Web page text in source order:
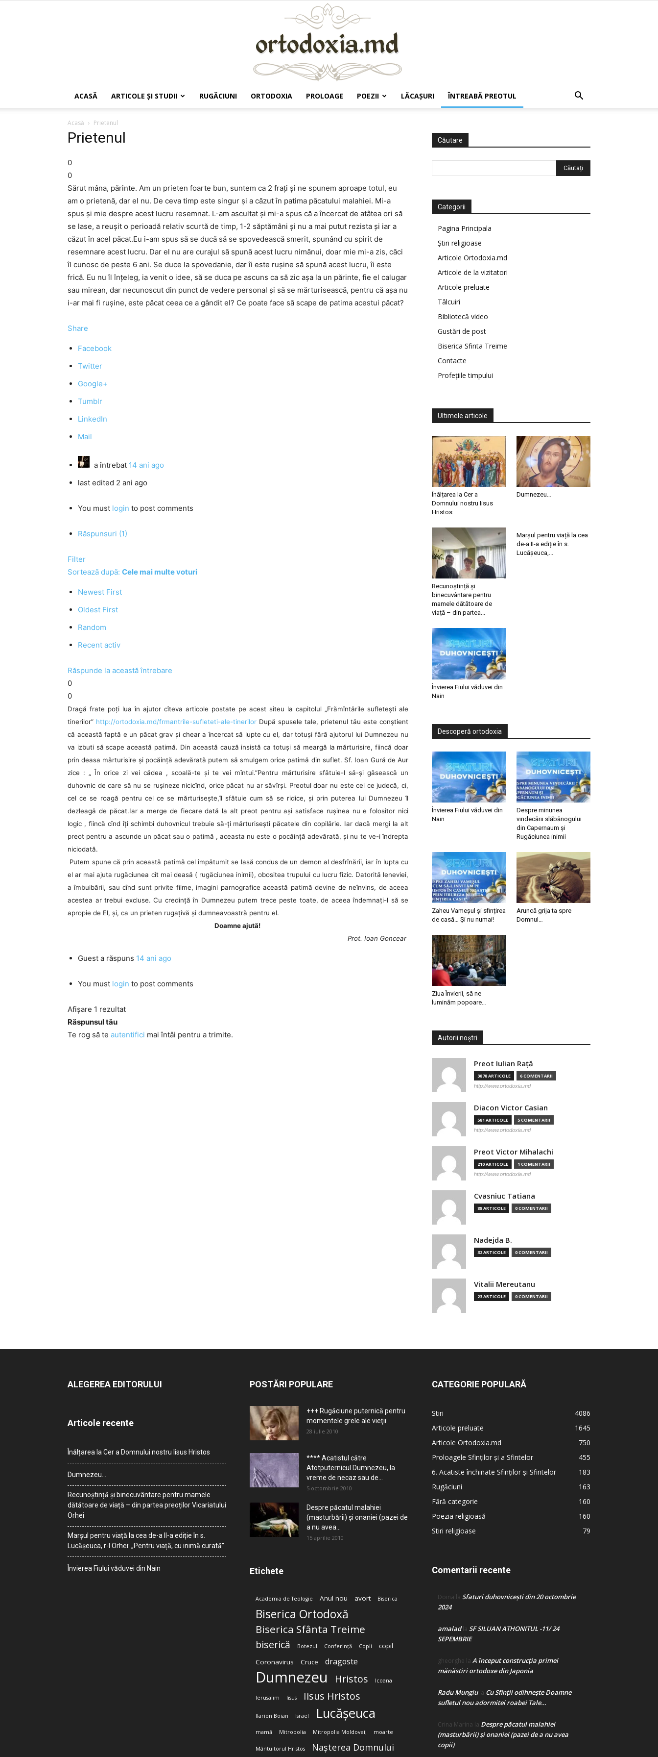
ACASĂ ARTICOLE ŞI STUDII RUGĂCIUNI ORTODOXIA PROLOAGE POEZII LĂCAŞURI ÎNTREABĂ PREOTUL
Acasă Prietenul
Prietenul
0
0
Sărut mâna, părinte. Am un prieten foarte bun, suntem ca 2 fraţi şi ne spunem aproape totul, eu
am o prietenă, dar el nu. De ceva timp este singur şi a căzut în patima păcatului malahiei. Mi-a
spus şi mie despre acest lucru resemnat. L-am ascultat şi mi-a spus că a încercat de atâtea ori să
se lase, a reuşit o perioadă relativ scurtă de timp, 1-2 săptămâni şi nu a mai putut rezista şi iar a
căzut în acel păcat.Eu i-am spus să se ducă să se spovedească smerit, spunând cu spirit de
resemnare acest lucru. Dar el nu are curajul să spună acest lucru nimănui, doar mie mi-a zis, căci
îl cunosc de peste 6 ani. Se duce la spovedanie, dar îi este ruşine să spună acest lucru, îi este
frică. Eu nu îl înţeleg, ia venit o idee, să se duca pe ascuns ca să zic aşa la un părinte, fie el calugar
sau mirean, dar necunoscut din punct de vedere personal şi să se mărturisească, pentru că aşa nu
i-ar mai fi ruşine, este păcat ceea ce a gândit el? Ce poate face să scape de patima acestui păcat?
Share
Facebook
Twitter
Google+
Tumblr
LinkedIn
Mail
a întrebat 14 ani ago
last edited 2 ani ago
You must login to post comments
Răspunsuri (1)
Filter
Sortează după: Cele mai multe voturi
Newest First
Oldest First
Random
Recent activ
Răspunde la această întrebare
0
0
Dragă frate poţi lua în ajutor cîteva articole postate pe acest siteu la capitolul „Frămîntările sufleteşti ale
tinerilor” http://ortodoxia.md/frmantrile-sufleteti-ale-tinerilor După spusele tale, prietenul tău este conştient
că această faptă e un păcat grav şi chear a încercat să lupte cu el, dar totuşi fără ajutorul lui Dumnezeu nu
va izbuti să scape această patimă. Din această cauză insistă ca totuşi să meargă la mărturisire, fiincă doar
prin deasa mărturisire şi pocăinţă adevărată putem să smulgem orice patimă din suflet. Sf. Ioan Gură de Aur
zice : „ În orice zi vei cădea , scoală-te şi te vei mîntui.”Pentru mărturisire sfătuie-l să-şi găsească un
duhovnic de care să nu se ruşineze nicicînd, orice păcat nu ar săvîrşi. Preotul doar nu este cel ce judecă, ci,
cel ce se roagă pentru cel ce se mărturiseşte,îl sfătuie cum să se ridice, şi prin puterea lui Dumnezeu îl
dezleagă de păcat.Iar a merge de fiecare dată la alt preot pentru aşi satisface ruşinea nu e folositor nici
logic , fiincă cînd îţi schimbi duhovnicul trebuie să-ţi mărturiseşti păcatele din copilărie. Iar dacă mergi la alt
preot pentru a ascunde un păcat sau o patimă , aceasta nu este o pocăinţă adevărată, şi nu te ve-i îndrepta
niciodată.
Putem spune că prin această patimă cel împătumit se lasă condus de un demon al desfrînării, iar în lupta cu
el ar mai ajuta rugăciunea cît mai deasă ( rugăciunea inimii), obositea trupului cu lucru fizic. Datorită leneviei,
a îmbuibării, sau cînd sunt privite filme, imagini parnografice această patimă devine de neînvins, de aceea
acestea ar trebui excluse. Cu credinţă în Dumnezeu putem trece peste toate, de aceea îndemnaţi-l să se
apropie de El, şi, ca un prieten rugaţivă şi dumneavoastră pentru el.
Doamne ajută!
Prot. Ioan Goncear
Guest a răspuns 14 ani ago
You must login to post comments
Afișare 1 rezultat
Răspunsul tău
Te rog să te autentifici mai întâi pentru a trimite.
Căutare
Categorii
Pagina Principala
Știri religioase
Articole Ortodoxia.md
Articole de la vizitatori
Articole preluate
Tâlcuiri
Bibliotecă video
Gustări de post
Biserica Sfinta Treime
Contacte
Profețiile timpului
Ultimele articole
Înălțarea la Cer a
Domnului nostru Iisus
Hristos
Dumnezeu…
Recunoștință și
binecuvântare pentru
mamele dătătoare de
viață – din partea...
Marșul pentru viață la cea
de-a II-a ediție în s.
Lucășeuca,...
Învierea Fiului văduvei din
Nain
Descoperă ortodoxia
Învierea Fiului văduvei din
Nain
Despre minunea
vindecării slăbănogului
din Capernaum și
Rugăciunea inimii
Zaheu Vameșul și sfințirea
de casă… Și nu numai!
Aruncă grija ta spre
Domnul…
Ziua Învierii, să ne
luminăm popoare…
Autorii noștri
Preot Iulian Raţă
3878 ARTICOLE 6 COMENTARII
http://www.ortodoxia.md
Diacon Victor Casian
581 ARTICOLE 5 COMENTARII
http://www.ortodoxia.md
Preot Victor Mihalachi
210 ARTICOLE 1 COMENTARII
http://www.ortodoxia.md
Cvasniuc Tatiana
88 ARTICOLE 0 COMENTARII
Nadejda B.
32 ARTICOLE 0 COMENTARII
Vitalii Mereutanu
23 ARTICOLE 0 COMENTARII
ALEGEREA EDITORULUI
Articole recente
Înălțarea la Cer a Domnului nostru Iisus Hristos
Dumnezeu…
Recunoștință și binecuvântare pentru mamele
dătătoare de viață – din partea preoților Vicariatului
Orhei
Marșul pentru viață la cea de-a II-a ediție în s.
Lucășeuca, r-l Orhei: „Pentru viață, cu inimă curată”
Învierea Fiului văduvei din Nain
POSTĂRI POPULARE
+++ Rugăciune puternică pentru
momentele grele ale vieţii
28 iulie 2010
**** Acatistul către
Atotputernicul Dumnezeu, la
vreme de necaz sau de...
5 octombrie 2010
Despre păcatul malahiei
(masturbării) şi onaniei (pazei de
a nu avea...
15 aprilie 2010
Etichete
Academia de Teologie Anul nou avort Biserica
Biserica Ortodoxă
Biserica Sfânta Treime
biserică Botezul Conferință Copii
copil
Coronavirus
Cruce dragoste
Dumnezeu Hristos Icoana
Ierusalim Iisus Iisus Hristos
Ilarion Boian Israel Lucășeuca
mamă Mitropolia Mitropolia Moldovei; moarte
Mântuitorul Hristos Nașterea Domnului
CATEGORIE POPULARĂ
Stiri
4086
Articole preluate
1645
Articole Ortodoxia.md
750
Proloagele Sfinților și a Sfintelor
455
6. Acatiste închinate Sfinților și Sfintelor
183
Rugăciuni
163
Fără categorie
160
Poezia religioasă
160
Stiri religioase
79
Comentarii recente
Doina la Sfaturi duhovnicești din 20 octombrie
2024
amaladla SF SILUAN ATHONITUL -11/ 24
SEPEMBRIE
gheorghe la A început construcţia primei
mănăstiri ortodoxe din Japonia
Radu Mungiula Cu Sfinții odihnește Doamne
sufletul nou adormitei roabei Tale…
Crina Marina la Despre păcatul malahiei
(masturbării) şi onaniei (pazei de a nu avea
copii)